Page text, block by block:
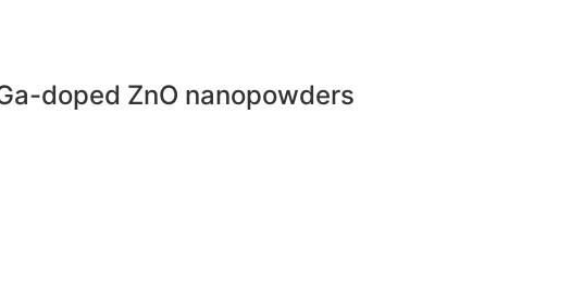
doped ZnO nanopowders